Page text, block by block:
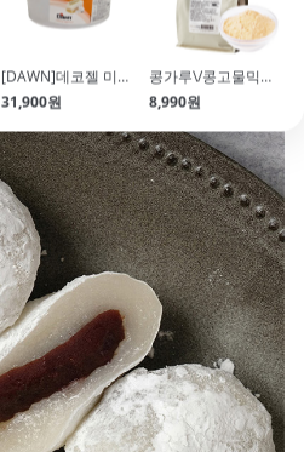
[DAWN]데코젤 미로와(3kg\/광택제)
31,900원
콩가루\/콩고물믹스(1kg)
8,990원